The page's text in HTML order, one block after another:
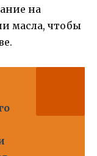
на
масла, чтобы